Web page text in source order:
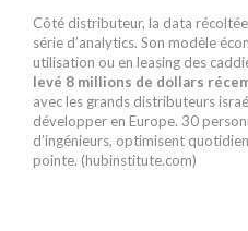
Côté distributeur, la data
série d’analytics. Son modèle
utilisation ou en leasing des
levé 8 millions de dollars
avec les grands distributeurs
développer en Europe. 30
d’ingénieurs, optimisent
pointe. (hubinstitute.com)